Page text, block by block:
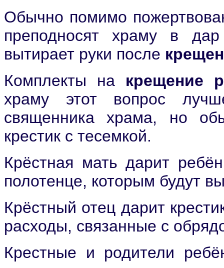
Обычно помимо
преподносят храму в
вытирает руки после
Комплекты на крещение
храму этот вопрос
священника храма, но
крестик с тесемкой.
Крёстная мать дарит
полотенце, которым будут
Крёстный отец дарит
расходы, связанные с
Крестные и родители